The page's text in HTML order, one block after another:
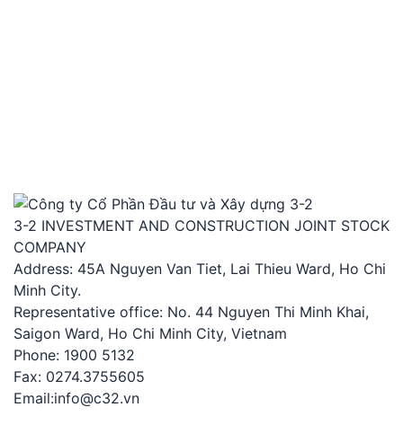
3-2 INVESTMENT AND CONSTRUCTION JOINT STOCK
COMPANY
Address: 45A Nguyen Van Tiet, Lai Thieu Ward, Ho Chi
Minh City.
Representative office: No. 44 Nguyen Thi Minh Khai,
Saigon Ward, Ho Chi Minh City, Vietnam
Phone: 1900 5132
Fax: 0274.3755605
Email:info@c32.vn